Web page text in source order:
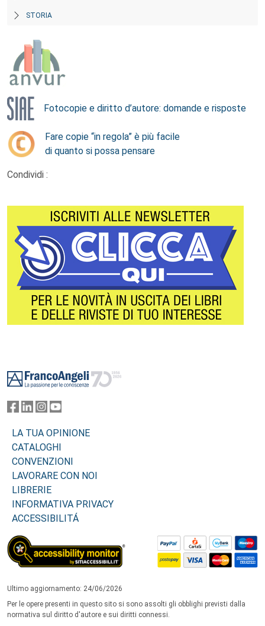
STORIA
Fotocopie e diritto d’autore: domande e risposte
Fare copie “in regola” è più facile
di quanto si possa pensare
Condividi :
LA TUA OPINIONE
CATALOGHI
CONVENZIONI
LAVORARE CON NOI
LIBRERIE
INFORMATIVA PRIVACY
ACCESSIBILITÁ
Ultimo aggiornamento: 24/06/2026
Per le opere presenti in questo sito si sono assolti gli obblighi previsti dalla
normativa sul diritto d'autore e sui diritti connessi.